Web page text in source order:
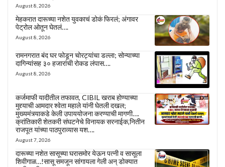
August 8, 2026
मेहकरात दारूच्या नशेत युवकाचं डोकं फिरलं; अंगावर
पेट्रोल ओतून घेतलं….
August 8, 2026
रामनगरात बंद घर फोडून चोरट्यांचा डल्ला; सोन्याच्या
दागिन्यांसह ३० हजारांची रोकड लंपास….
August 8, 2026
कर्जमाफी यादीतील तफावत, CIBIL खराब होण्याच्या
मुद्द्याची आमदार श्वेता महाले यांनी घेतली दखल;
मुख्यमंत्र्याकडे केली उपाययोजना करण्याची मागणी….
क्रांतिकारी शेतकरी संघटनेचे विनायक सरनाईक,नितीन
राजपूत यांच्या पाठपुराव्यास यश….
August 7, 2026
दारूच्या नशेत सासूच्या घरासमोर येऊन पत्नी व सासूला
शिवीगाळ…!सासू समजून सांगायला गेली अन् डोक्यात